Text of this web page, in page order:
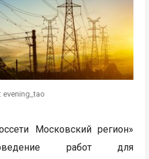
Московский регион»
работ для